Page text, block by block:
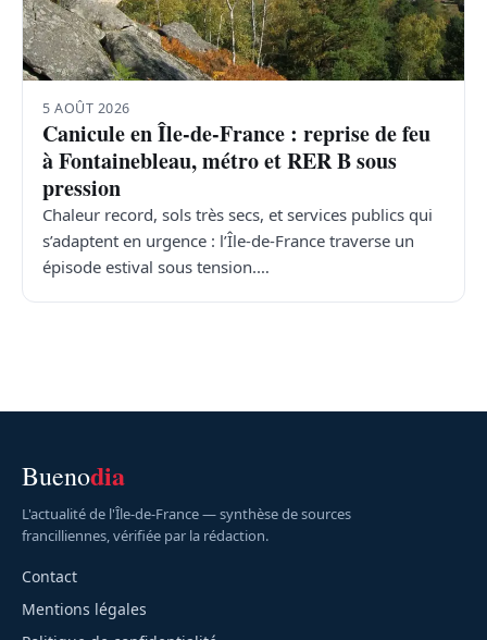
5 AOÛT 2026
Canicule en Île-de-France : reprise de feu
à Fontainebleau, métro et RER B sous
pression
Chaleur record, sols très secs, et services publics qui
s’adaptent en urgence : l’Île-de-France traverse un
épisode estival sous tension.…
Buenodia
L'actualité de l'Île-de-France — synthèse de sources
francilliennes, vérifiée par la rédaction.
Contact
Mentions légales